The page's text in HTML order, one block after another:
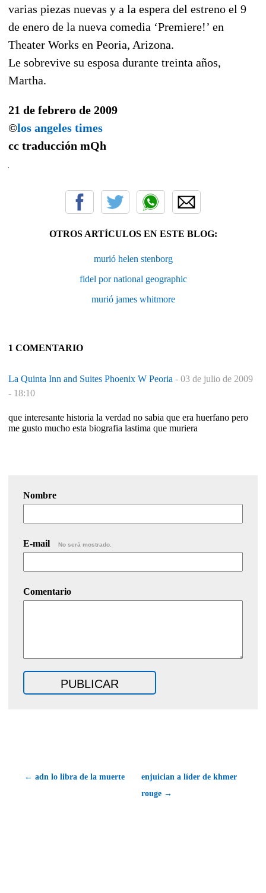
varias piezas nuevas y a la espera del estreno el 9
de enero de la nueva comedia ‘Premiere!’ en
Theater Works en Peoria, Arizona.
Le sobrevive su esposa durante treinta años,
Martha.
21 de febrero de 2009
©los angeles times
cc traducción mQh
OTROS ARTÍCULOS EN ESTE BLOG:
murió helen stenborg
fidel por national geographic
murió james whitmore
1 COMENTARIO
La Quinta Inn and Suites Phoenix W Peoria - 03 de julio de 2009
- 18:10
que interesante historia la verdad no sabia que era huerfano pero
me gusto mucho esta biografia lastima que muriera
Nombre
E-mail No será mostrado.
Comentario
← adn lo libra de la muerte
enjuician a líder de khmer
rouge →